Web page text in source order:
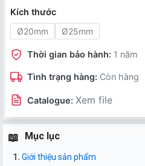
Kích thước
Ø20mm
Ø25mm
Thời gian bảo hành: 1 năm
Tình trạng hàng: Còn hàng
Catalogue: Xem file
Mục lục
Giới thiệu sản phẩm